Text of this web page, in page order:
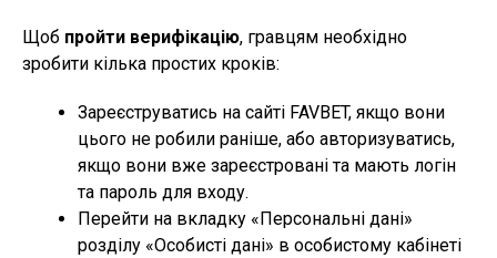
Щоб пройти верифікацію, гравцям необхідно
зробити кілька простих кроків:
Зареєструватись на сайті FAVBET, якщо вони
цього не робили раніше, або авторизуватись,
якщо вони вже зареєстровані та мають логін
та пароль для входу.
Перейти на вкладку «Персональні дані»
розділу «Особисті дані» в особистому кабінеті